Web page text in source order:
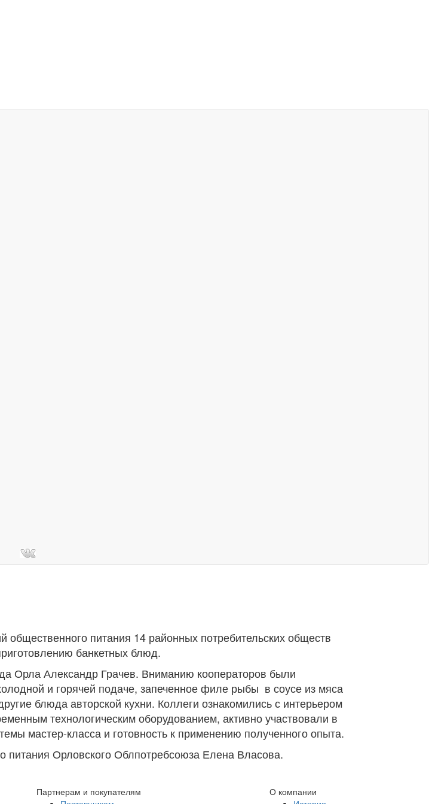
общественного питания 14 районных потребительских обществ
банкетных блюд.
Орла Александр Грачев. Вниманию кооператоров были
и горячей подаче, запеченное филе рыбы в соусе из мяса
блюда авторской кухни. Коллеги ознакомились с интерьером
технологическим оборудованием, активно участвовали в
мастер-класса и готовность к применению полученного опыта.
питания Орловского Облпотребсоюза Елена Власова.
Партнерам и покупателям
О компании